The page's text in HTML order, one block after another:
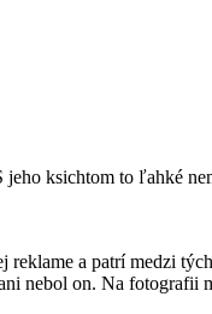
ksichtom to ľahké
a patrí medzi
nebol on. Na fotografii